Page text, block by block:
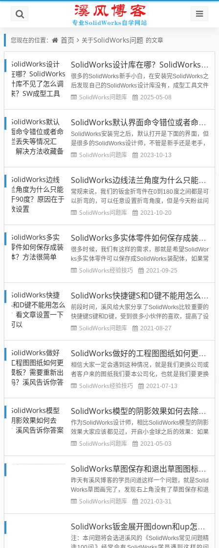
您现在的位置： 首页 关于SolidWorks问题 的文章
SolidWorks设计库在哪？SolidWorks设计库不见了怎么调出来？SW成型工具文件夹？溪风帮你解答
很多的SolidWorks新手小白，在安装完SolidWorks之
后发现自己的SolidWorks设计库没有，成型工具文件
夹也没有，如下图所示的东西都没有：...
SolidWorks问题库 2025-05-08
SolidWorks默认界面命令错位或者命令栏丢失等情况汇总，解决方法收藏备用
SolidWorks安装完之后，默认打开是下面的界面，但
是很多的SolidWorks设计师，不管是新手还是老手，
都会遇到这种情况，就是不小心将SolidWorks工具栏
况。为了防止Sol...
SolidWorks问题库 2023-10-13
SolidWorks边线法兰角度为什么只能大于90度？原因在于参数设置
常规来说，我们的钣金折弯件在0到180度之间都是可
以折弯的，可以任意设置折弯角度，但是今天粉丝问
溪风他的solidworks边线法兰为什么不能小于90度？
如此，但是为什么会出现这种情况呢？？？主...
SolidWorks问题库 2021-10-20
SolidWorks多实体零件如何保存成装配体？方法很简单
很多时候，我们有这样的需求，那就是希望SolidWor
ks多实体零件可以保存成SolidWorks装配体，如果常
规办法我们右击实体插入新零件会比较麻烦，那么如
点击插入-特征-保存实体然后勾选实体，后...
SolidWorks经验技巧 2021-09-25
SolidWorks快捷键S和D键不能用怎么办？看文章设置一下就可以
前段时间，溪风给大家分享了SolidWorks比较重要的
快捷键S键和D键，受到很多小伙伴的喜欢，提高了设
计效率，但是也有很多的小伙伴，出现S和D快捷键不
文：SolidWorks快捷键之S键和D键，设计师公认的...
SolidWorks问题库 2021-08-27
SolidWorks做好的工程图图纸如何更换模板？需要重新出图吗？溪风告诉你答案
相信大家一定会遇到这种情况，就是我们更换公司或
者客户来的图纸我们要本公司化，也就是我们要更换
SolidWorks图纸模板，常规的图纸模板我们很好换，
在想替换模板怎么办？需要出图吗？溪风这里给你答
案，...
SolidWorks经验技巧 2021-07-13
SolidWorks模型的阴影效果如何去除？溪风告诉你答案
作为SolidWorks设计师，相比SolidWorks模型的阴影
效果大家应该都见过，开启小金球之后的效果：如果
我们需要产品的图片，或者直接截图等等，我们是不
很简单，溪风告诉你答案：...
SolidWorks问题库 2021-05-03
SolidWorks草图保存和退出草图图标不见了怎么调出来？方法很简单
昨天有溪风博客的学员问道这样一个问题，就是Solid
Works草图画完了，发现右上角没有了草图保存和退
出草图的图标了，不知道该怎么办了，如下图所示：
用方法1、在我们SolidWorks的顶部菜单找到...
SolidWorks问题库 2021-03-31
SolidWorks钣金展开图down和up怎么换成中文？溪风分享SolidWorks折弯注释改中文的修改方法
注：本问题将会选进溪风的《SolidWorks常见问题精